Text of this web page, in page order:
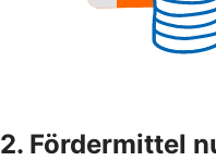
2. Fördermittel